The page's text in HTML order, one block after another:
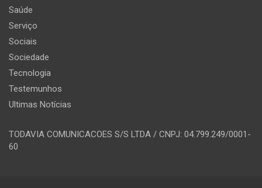
Saúde
Serviço
Sociais
Sociedade
Tecnologia
Testemunhos
Ultimas Notícias
TODAVIA COMUNICACOES S/S LTDA / CNPJ: 04.799.249/0001-
60